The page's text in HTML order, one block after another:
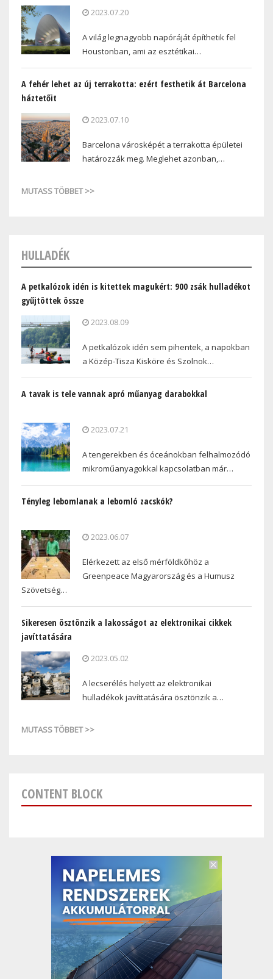
2023.07.20
A világ legnagyobb napóráját építhetik fel
Houstonban, ami az esztétikai…
A fehér lehet az új terrakotta: ezért festhetik át Barcelona
háztetőit
2023.07.10
Barcelona városképét a terrakotta épületei
határozzák meg. Meglehet azonban,…
MUTASS TÖBBET >>
HULLADÉK
A petkalózok idén is kitettek magukért: 900 zsák hulladékot
gyűjtöttek össze
2023.08.09
A petkalózok idén sem pihentek, a napokban
a Közép-Tisza Kisköre és Szolnok…
A tavak is tele vannak apró műanyag darabokkal
2023.07.21
A tengerekben és óceánokban felhalmozódó
mikroműanyagokkal kapcsolatban már…
Tényleg lebomlanak a lebomló zacskók?
2023.06.07
Elérkezett az első mérföldkőhöz a
Greenpeace Magyarország és a Humusz
Szövetség…
Sikeresen ösztönzik a lakosságot az elektronikai cikkek
javíttatására
2023.05.02
A lecserélés helyett az elektronikai
hulladékok javíttatására ösztönzik a…
MUTASS TÖBBET >>
CONTENT BLOCK
Zimpler részletesen.
A Zimpler egy népszerű fizetési mód, amelyet sok online
kaszinó Elfogad. A játékosok számára egyszerű és
biztonságos módot kínál a kaszinó számlájukra történő
befizetésre és a nyeremények visszavonására. A Zimpler
nagy előnye, hogy mind betétekre, mind kivonásokra
használható. Ez azt jelenti, hogy a játékosoknak nem kell más
fizetési módokra támaszkodniuk a nyereményük